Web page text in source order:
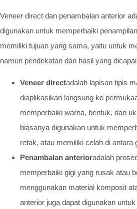
Veneer direct dan penambalan anterior
digunakan untuk memperbaiki
memiliki tujuan yang sama, yaitu untuk
namun pendekatan dan hasil yang
Veneer directadalah lapisan tipis
diaplikasikan langsung ke
memperbaiki warna, bentuk, dan
biasanya digunakan untuk
retak, atau memiliki celah di antara
Penambalan anterioradalah
memperbaiki gigi yang rusak atau
menggunakan material komposit
anterior juga dapat digunakan